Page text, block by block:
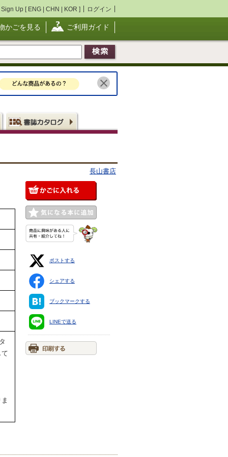
Sign Up [ ENG | CHN | KOR ] ログイン
かごを見る ご利用ガイド
長山書店
ポストする
シェアする
ブックマークする
LINEで送る